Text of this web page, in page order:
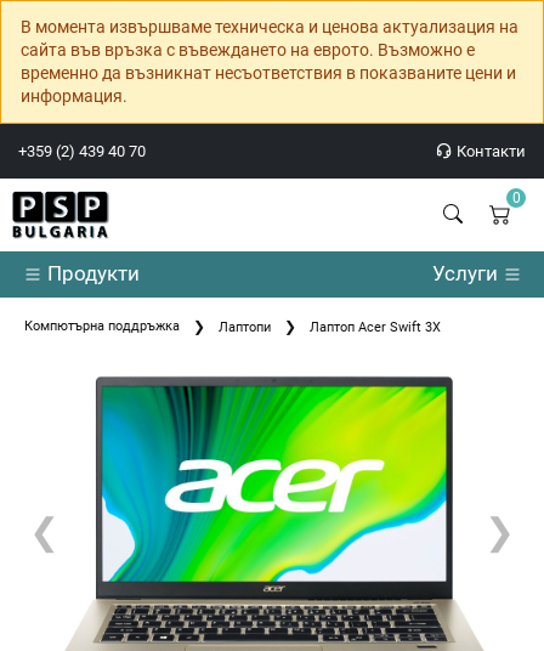
В момента извършваме техническа и ценова актуализация на
сайта във връзка с въвеждането на еврото. Възможно е
временно да възникнат несъответствия в показваните цени и
информация.
+359 (2) 439 40 70 Контакти
0
Продукти Услуги
Компютърна поддръжка Лаптопи Лаптоп Acer Swift 3X
❮ ❯